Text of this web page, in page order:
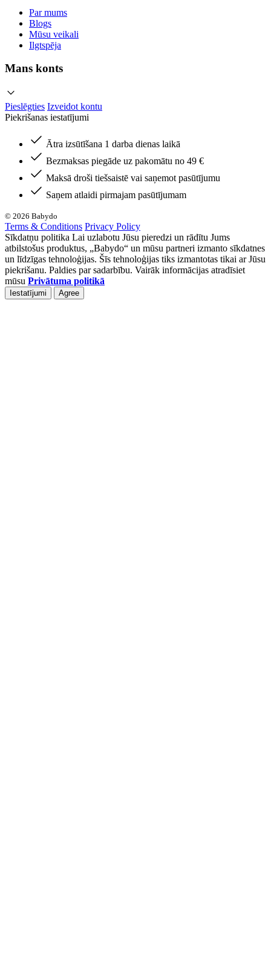
Par mums
Blogs
Mūsu veikali
Ilgtspēja
Mans konts
Pieslēgties Izveidot kontu
Piekrišanas iestatījumi
Ātra izsūtīšana 1 darba dienas laikā
Bezmaksas piegāde uz pakomātu no 49 €
Maksā droši tiešsaistē vai saņemot pasūtījumu
Saņem atlaidi pirmajam pasūtījumam
© 2026 Babydo
Terms & Conditions Privacy Policy
Sīkdatņu politika Lai uzlabotu Jūsu pieredzi un rādītu Jums
atbilstošus produktus, „Babydo“ un mūsu partneri izmanto sīkdatnes
un līdzīgas tehnoloģijas. Šīs tehnoloģijas tiks izmantotas tikai ar Jūsu
piekrišanu. Paldies par sadarbību. Vairāk informācijas atradīsiet
mūsu Privātuma politikā
Iestatījumi Agree